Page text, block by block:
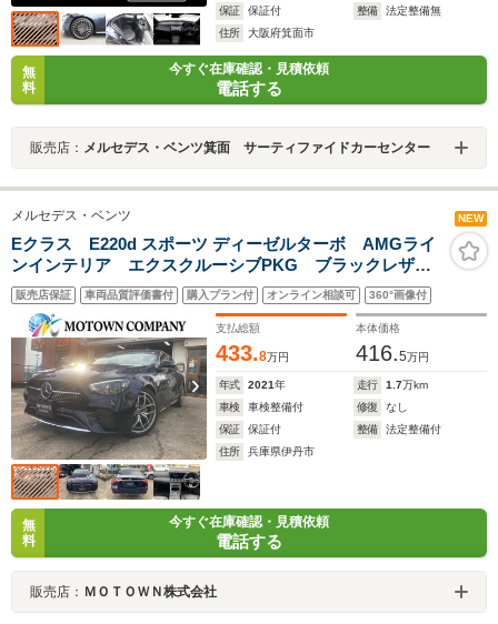
保証 保証付 整備
法定整備無
住所
大阪府箕面市
無
料
今すぐ在庫確認・見積依頼
電話する
販売店： メルセデス・ベンツ箕面 サーティファイドカーセンター
メルセデス・ベンツ NEW
Eクラス E220d スポーツ ディーゼルターボ AMGライ
ンインテリア エクスクルーシブPKG ブラックレザー
シート パワーシート シートヒーター LEDヘッドラ
イト 純正ナビ バック・全方位カメラ ブルメスタサ
ウンド ヘッドアップディスプレイ
販売店保証 車両品質評価書付 購入プラン付 オンライン相談可 360°画像付
支払総額
433.8万円
本体価格
416.5万円
年式 2021年 走行 1.7万km
車検
車検整備付 修復
なし
保証
保証付 整備
法定整備付
住所
兵庫県伊丹市
無
料
今すぐ在庫確認・見積依頼
電話する
販売店： ＭＯＴＯＷＮ株式会社